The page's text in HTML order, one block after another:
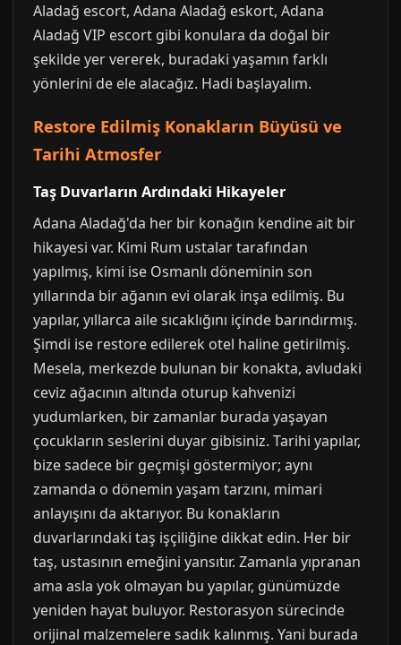
Aladağ escort, Adana Aladağ eskort, Adana
Aladağ VIP escort gibi konulara da doğal bir
şekilde yer vererek, buradaki yaşamın farklı
yönlerini de ele alacağız. Hadi başlayalım.
Restore Edilmiş Konakların Büyüsü ve
Tarihi Atmosfer
Taş Duvarların Ardındaki Hikayeler
Adana Aladağ'da her bir konağın kendine ait bir
hikayesi var. Kimi Rum ustalar tarafından
yapılmış, kimi ise Osmanlı döneminin son
yıllarında bir ağanın evi olarak inşa edilmiş. Bu
yapılar, yıllarca aile sıcaklığını içinde barındırmış.
Şimdi ise restore edilerek otel haline getirilmiş.
Mesela, merkezde bulunan bir konakta, avludaki
ceviz ağacının altında oturup kahvenizi
yudumlarken, bir zamanlar burada yaşayan
çocukların seslerini duyar gibisiniz. Tarihi yapılar,
bize sadece bir geçmişi göstermiyor; aynı
zamanda o dönemin yaşam tarzını, mimari
anlayışını da aktarıyor. Bu konakların
duvarlarındaki taş işçiliğine dikkat edin. Her bir
taş, ustasının emeğini yansıtır. Zamanla yıpranan
ama asla yok olmayan bu yapılar, günümüzde
yeniden hayat buluyor. Restorasyon sürecinde
orijinal malzemelere sadık kalınmış. Yani burada